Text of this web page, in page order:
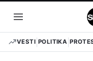
sadržaj
Otvori
meni
VESTI POLITIKA